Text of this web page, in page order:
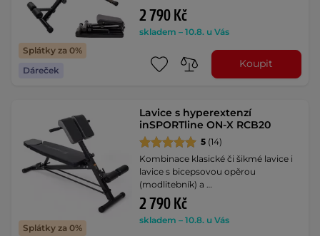
Splátky za 0%
Dáreček
2 790 Kč
skladem – 10.8. u Vás
Koupit
Splátky za 0%
Lavice s hyperextenzí
inSPORTline ON-X RCB20
5 (14)
Kombinace klasické či šikmé lavice i
lavice s bicepsovou opěrou
(modlitebník) a …
2 790 Kč
skladem – 10.8. u Vás